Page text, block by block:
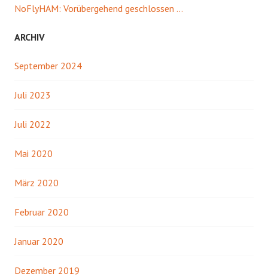
NoFlyHAM: Vorübergehend geschlossen …
ARCHIV
September 2024
Juli 2023
Juli 2022
Mai 2020
März 2020
Februar 2020
Januar 2020
Dezember 2019